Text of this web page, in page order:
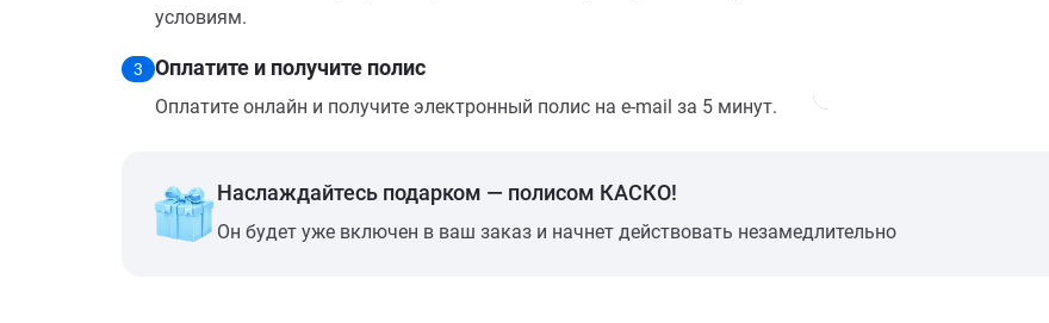
условиям.
3 Оплатите и получите полис
Оплатите онлайн и получите электронный полис на e-mail за 5 минут.
Наслаждайтесь подарком — полисом КАСКО!
Он будет уже включен в ваш заказ и начнет действовать незамедлительно